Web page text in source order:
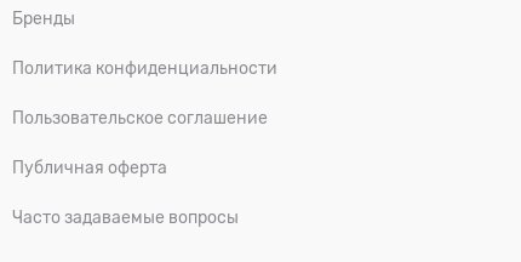
Бренды
Политика конфиденциальности
Пользовательское соглашение
Публичная оферта
Часто задаваемые вопросы